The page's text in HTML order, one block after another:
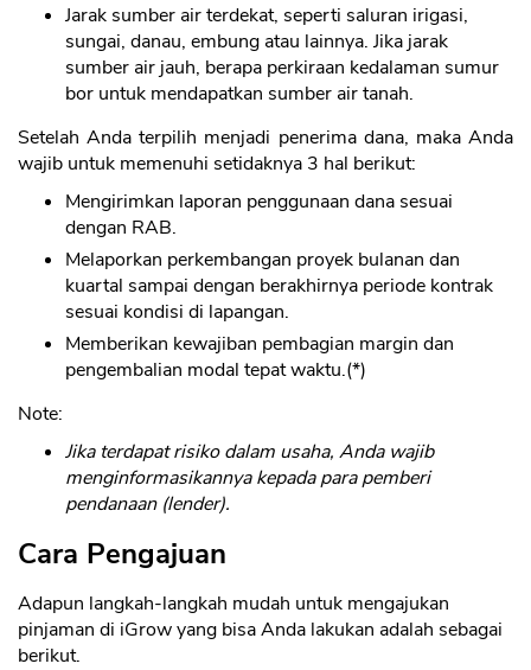
Jarak sumber air terdekat, seperti saluran irigasi,
sungai, danau, embung atau lainnya. Jika jarak
sumber air jauh, berapa perkiraan kedalaman sumur
bor untuk mendapatkan sumber air tanah.
Setelah Anda terpilih menjadi penerima dana, maka Anda
wajib untuk memenuhi setidaknya 3 hal berikut:
Mengirimkan laporan penggunaan dana sesuai
dengan RAB.
Melaporkan perkembangan proyek bulanan dan
kuartal sampai dengan berakhirnya periode kontrak
sesuai kondisi di lapangan.
Memberikan kewajiban pembagian margin dan
pengembalian modal tepat waktu.(*)
Note:
Jika terdapat risiko dalam usaha, Anda wajib
menginformasikannya kepada para pemberi
pendanaan (lender).
Cara Pengajuan
Adapun langkah-langkah mudah untuk mengajukan
pinjaman di iGrow yang bisa Anda lakukan adalah sebagai
berikut.